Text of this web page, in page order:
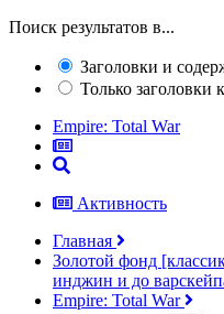
Поиск результатов в...
Заголовки и
Только заголовки
Empire: Total War
Активность
Главная
Золотой фонд
инджин и до
Empire: Total War